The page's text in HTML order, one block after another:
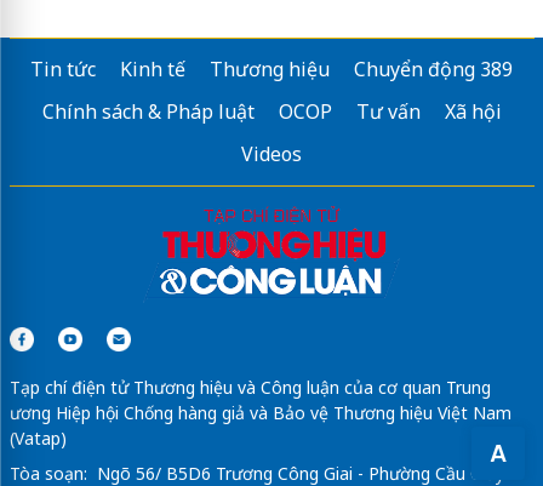
A
Sửa máy rửa bát bosch
Tin tức Kinh tế Thương hiệu
Chuyển động 389
Chính sách & Pháp luật
OCOP Tư vấn
Xã hội
Videos
Tạp chí điện tử Thương hiệu và Công luận của cơ quan Trung
ương Hiệp hội Chống hàng giả và Bảo vệ Thương hiệu Việt Nam
(Vatap)
Tòa soạn: Ngõ 56/ B5D6 Trương Công Giai - Phường Cầu Giấy -